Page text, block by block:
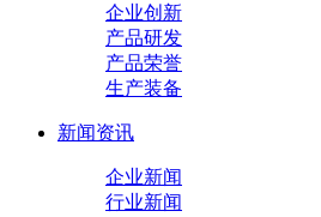
企业创新
产品研发
产品荣誉
生产装备
新闻资讯
企业新闻
行业新闻